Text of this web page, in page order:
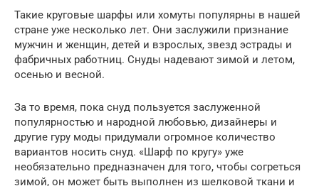
Такие круговые шарфы или хомуты популярны в нашей
стране уже несколько лет. Они заслужили признание
мужчин и женщин, детей и взрослых, звезд эстрады и
фабричных работниц. Снуды надевают зимой и летом,
осенью и весной.
За то время, пока снуд пользуется заслуженной
популярностью и народной любовью, дизайнеры и
другие гуру моды придумали огромное количество
вариантов носить снуд. «Шарф по кругу» уже
необязательно предназначен для того, чтобы согреться
зимой, он может быть выполнен из шелковой ткани и